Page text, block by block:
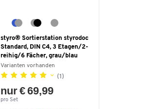
styro® Sortierstation styrodoc
Standard, DIN C4, 3 Etagen/2-
reihig/6 Fächer, grau/blau
Varianten vorhanden
(1)
nur € 69,99
pro Set